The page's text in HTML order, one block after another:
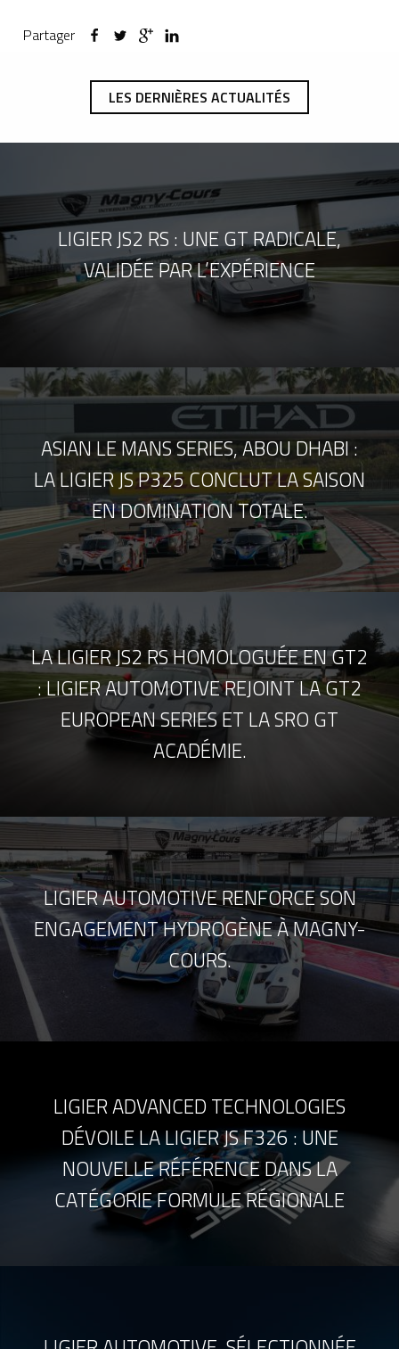
Partager
LES DERNIÈRES ACTUALITÉS
LIGIER JS2 RS : UNE GT RADICALE,
VALIDÉE PAR L’EXPÉRIENCE
ASIAN LE MANS SERIES, ABOU DHABI :
LA LIGIER JS P325 CONCLUT LA SAISON
EN DOMINATION TOTALE.
LA LIGIER JS2 RS HOMOLOGUÉE EN GT2
: LIGIER AUTOMOTIVE REJOINT LA GT2
EUROPEAN SERIES ET LA SRO GT
ACADÉMIE.
LIGIER AUTOMOTIVE RENFORCE SON
ENGAGEMENT HYDROGÈNE À MAGNY-
COURS.
LIGIER ADVANCED TECHNOLOGIES
DÉVOILE LA LIGIER JS F326 : UNE
NOUVELLE RÉFÉRENCE DANS LA
CATÉGORIE FORMULE RÉGIONALE